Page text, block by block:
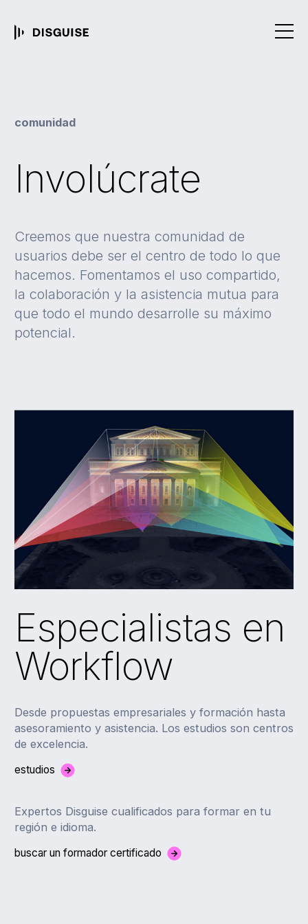
comunidad
Involúcrate
Creemos que nuestra comunidad de
usuarios debe ser el centro de todo lo que
hacemos. Fomentamos el uso compartido,
la colaboración y la asistencia mutua para
que todo el mundo desarrolle su máximo
potencial.
Especialistas en
Workflow
Desde propuestas empresariales y formación hasta
asesoramiento y asistencia. Los estudios son centros
de excelencia.
estudios
Expertos Disguise cualificados para formar en tu
región e idioma.
buscar un formador certificado